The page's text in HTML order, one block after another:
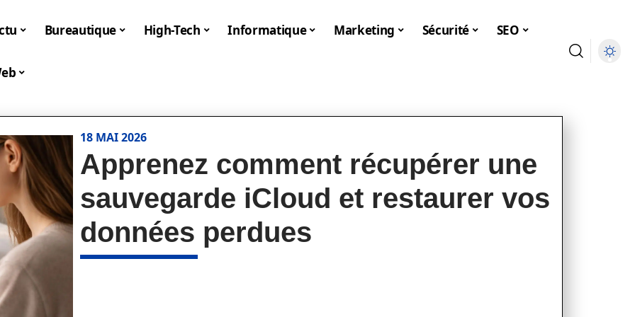
Bureautique High-Tech Informatique Marketing Sécurité SEO
18 MAI 2026
Apprenez comment récupérer une
sauvegarde iCloud et restaurer vos
données perdues